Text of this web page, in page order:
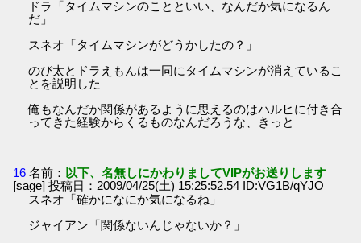
ドラ「タイムマシンのことといい、なんだか気になるん
だ」
スネオ「タイムマシンがどうかしたの？」
のび太とドラえもんは一同にタイムマシンが消えているこ
とを説明した
俺もなんだか関係があるように思えるのはハルヒに付き合
ってきた経験からくるものなんだろうな、きっと
16 名前： 以下、名無しにかわりましてVIPがお送りします
[sage] 投稿日：2009/04/25(土) 15:25:52.54 ID:VG1B/qYJO
スネオ「確かになにか気になるね」
ジャイアン「関係ないんじゃないか？」